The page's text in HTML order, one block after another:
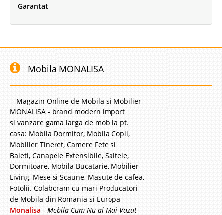
Garantat
Mobila MONALISA
- Magazin Online de Mobila si Mobilier
MONALISA - brand modern import
si vanzare gama larga de mobila pt.
casa: Mobila Dormitor, Mobila Copii,
Mobilier Tineret, Camere Fete si
Baieti, Canapele Extensibile, Saltele,
Dormitoare, Mobila Bucatarie, Mobilier
Living, Mese si Scaune, Masute de cafea,
Fotolii. Colaboram cu mari Producatori
de Mobila din Romania si Europa
Monalisa - Mobila Cum Nu ai Mai Vazut